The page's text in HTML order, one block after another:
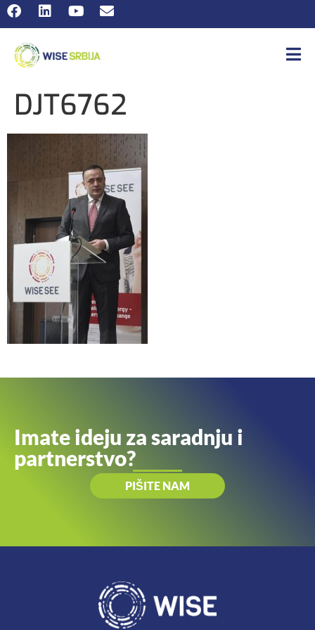
DJT6762
Imate ideju za saradnju i
partnerstvo?
PIŠITE NAM